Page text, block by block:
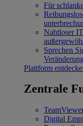
Für
Nahtloser
Sprechen
Plattform
Zentrale
Digital